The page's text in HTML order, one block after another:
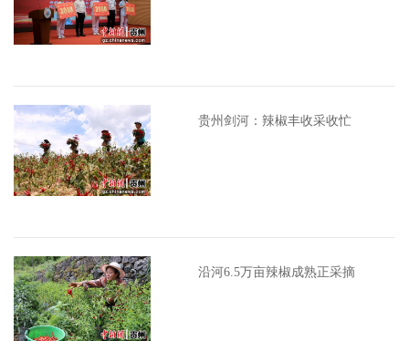
贵州剑河：辣椒丰收采收忙
沿河6.5万亩辣椒成熟正采摘